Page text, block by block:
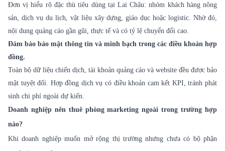
Đơn vị hiểu rõ đặc thù tiêu dùng tại Lai Châu: nhóm khách hàng nông
sản, dịch vụ du lịch, vật liệu xây dựng, giáo dục hoặc logistic. Nhờ đó,
nội dung quảng cáo gần gũi, thực tế và có tỷ lệ chuyển đổi cao.
Đảm bảo bảo mật thông tin và minh bạch trong các điều khoản hợp
đồng.
Toàn bộ dữ liệu chiến dịch, tài khoản quảng cáo và website đều được bảo
mật tuyệt đối. Hợp đồng dịch vụ có điều khoản cam kết KPI, tránh phát
sinh chi phí ngoài dự kiến.
Doanh nghiệp nên thuê phòng marketing ngoài trong trường hợp
nào?
Khi doanh nghiệp muốn mở rộng thị trường nhưng chưa có bộ phận